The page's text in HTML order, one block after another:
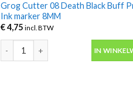
Grog Cutter 08 Death Black Buff
Ink marker 8MM
€4,75 incl. BTW
Grog Cutter 08 Death Black Buff
IN